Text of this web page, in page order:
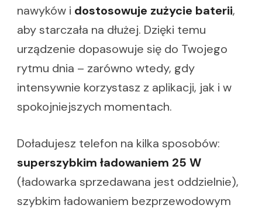
nawyków i dostosowuje zużycie baterii,
aby starczała na dłużej. Dzięki temu
urządzenie dopasowuje się do Twojego
rytmu dnia – zarówno wtedy, gdy
intensywnie korzystasz z aplikacji, jak i w
spokojniejszych momentach.
Doładujesz telefon na kilka sposobów:
superszybkim ładowaniem 25 W
(ładowarka sprzedawana jest oddzielnie),
szybkim ładowaniem bezprzewodowym